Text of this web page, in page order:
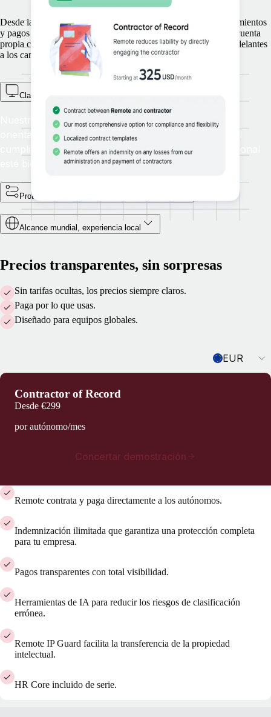
Desde la orientación para clasificarlos hasta el acceso a conocimientos
y pagos globales, nos aseguramos de que tus trabajadores por cuenta
propia cobren de acuerdo con la legislación local para que te adelantes
a los cambios normativos.
Clasificación y supervisión proactivas de los autónomos
Nuestro cuestionario de clasificación te ofrece una
orientación clara sobre la gestión de autónomos y el
cumplimiento normativo para garantizar que tu personal
esté bien clasificado.
Protege tu negocio y la propiedad intelectual
Alcance mundial, experiencia local
Precios transparentes, sin sorpresas
Sin tarifas ocultas, los precios siempre claros.
Paga por lo que usas.
Diseñado para equipos globales.
EUR
Contractor of Record
Desde €299
por autónomo/mes
Concertar demostración
Remote contrata y paga directamente a los autónomos.
Indemnización ilimitada que garantiza una protección completa
para tu empresa.
Pagos transparentes con total visibilidad.
Herramientas de IA para reducir los riesgos de clasificación
errónea.
Remote IP Guard facilita la transferencia de la propiedad
intelectual.
HR Core incluido de serie.